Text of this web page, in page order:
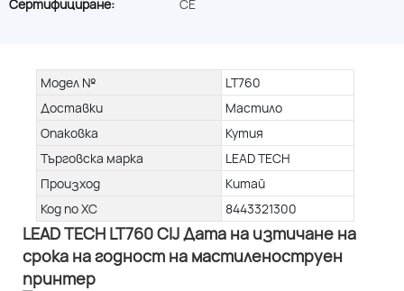
Сертифициране:
CE
Модел №
LT760
Доставки
Мастило
Опаковка
Кутия
Търговска марка
LEAD TECH
Произход
Китай
Код по ХС
8443321300
LEAD TECH LT760 CIJ Дата на изтичане на
срока на годност на мастиленоструен
принтер